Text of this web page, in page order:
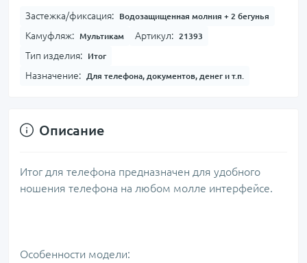
Застежка/фиксация: Водозащищенная молния + 2 бегунья
Камуфляж: Мультикам Артикул: 21393
Тип изделия: Итог
Назначение: Для телефона, документов, денег и т.п.
Описание
Итог для телефона предназначен для удобного
ношения телефона на любом молле интерфейсе.
Особенности модели: